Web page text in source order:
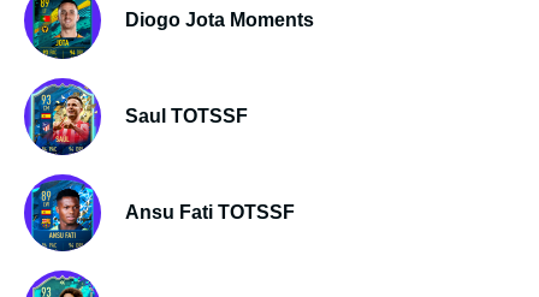
Diogo Jota Moments
Saul TOTSSF
Ansu Fati TOTSSF